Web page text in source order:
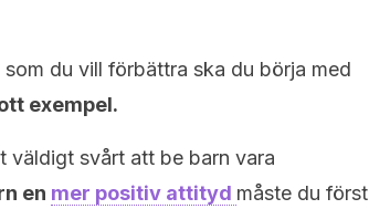
du vill förbättra ska du börja med
exempel.
väldigt svårt att be barn vara
en mer positiv attityd måste du först